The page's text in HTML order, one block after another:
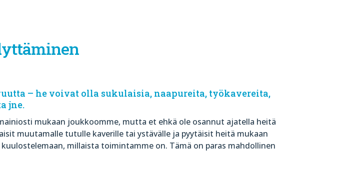
– he voivat olla sukulaisia, naapureita, työkavereita,
jne.
mukaan joukkoomme, mutta et ehkä ole osannut ajatella heitä
muutamalle tutulle kaverille tai ystävälle ja pyytäisit heitä mukaan
kuulostelemaan, millaista toimintamme on. Tämä on paras mahdollinen